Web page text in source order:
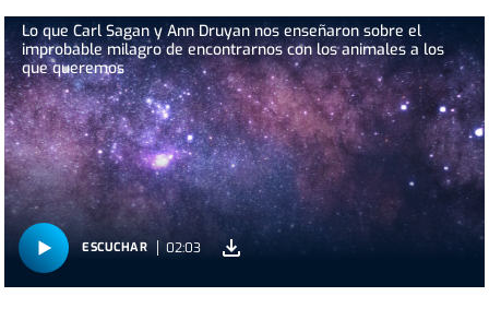
Lo que Carl Sagan y Ann Druyan nos enseñaron sobre el
improbable milagro de encontrarnos con los animales a los
que queremos
ESCUCHAR 02:03